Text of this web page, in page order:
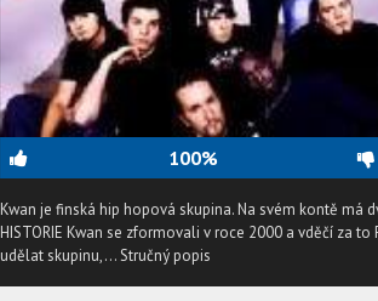
100%
Kwan je finská hip hopová skupina. Na svém kontě má
HISTORIE Kwan se zformovali v roce 2000 a vděčí za
udělat skupinu,...Stručný popis